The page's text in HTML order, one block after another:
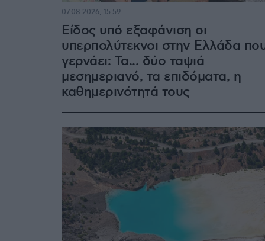
Είδος υπό εξαφάνιση οι
υπερπολύτεκνοι στην Ελλάδα
γερνάει: Τα... δύο ταψιά
μεσημεριανό, τα επιδόματα, η
καθημερινότητά τους
07.08.2026, 15:59